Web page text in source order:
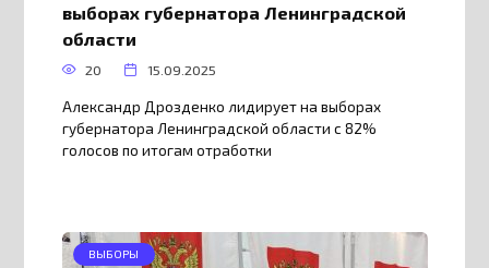
выборах губернатора Ленинградской
области
20 15.09.2025
Александр Дрозденко лидирует на выборах
губернатора Ленинградской области с 82%
голосов по итогам отработки
ВЫБОРЫ